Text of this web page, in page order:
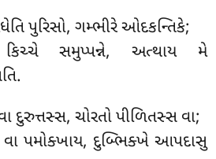
પુરિસો, ગમ્ભીરે ઓદકન્તિકે;
સમુપ્પન્ને, અત્થાય મે
દુરુત્તસ્સ, ચોરતો પીળિતસ્સ વા;
પમોક્ખાય, દુબ્ભિક્ખે આપદાસુ